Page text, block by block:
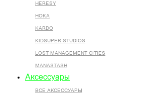
HERESY
HOKA
KARDO
KIDSUPER STUDIOS
LOST MANAGEMENT CITIES
MANASTASH
Аксессуары
ВСЕ AКСЕССУАРЫ